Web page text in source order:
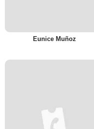
Eunice Muñoz